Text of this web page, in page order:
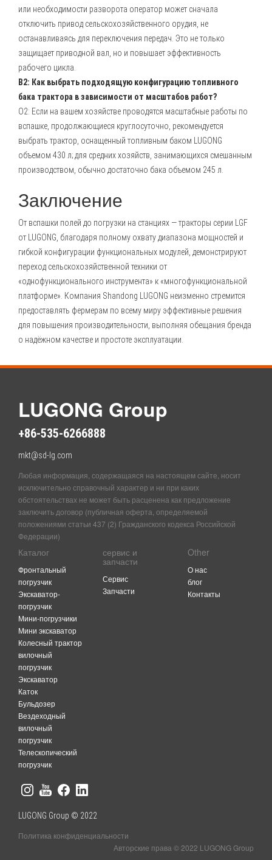
или необходимости разворота оператор может сначала
отключить привод сельскохозяйственного орудия, не
останавливаясь для переключения передач. Это не только
защищает приводной вал, но и повышает эффективность
рабочего цикла.
В2: Как выбрать подходящую конфигурацию топливного
бака трактора в зависимости от масштабов работ?
О2: Если на вашем хозяйстве проводятся масштабные работы по
вспашке, продолжающиеся круглосуточно, рекомендуется
выбрать трактор, оснащенный топливным баком LUGONG
объемом 430 л; для средних хозяйств, занимающихся смешанным
производством, обычно достаточно бака объемом 245 л.
Заключение
От вспашки полей до погрузки на станциях — тракторы серии LGF
от LUGONG, благодаря полному охвату диапазона мощностей и
гибкой конфигурации функциональных модулей, демонстрируют
переход сельскохозяйственной техники от
«однофункционального инструмента» к «многофункциональной
платформе». Компания Shandong LUGONG неизменно стремится
предоставлять фермерам по всему миру эффективные решения
для повышения производительности, выполняя обещания бренда
о надёжном качестве и простоте эксплуатации.
LUGONG Group
+86-535-6266888
mkt@sd-lg.com
Любая информация, содержащаяся на настоящем сайте, носит
исключительно справочный характер и ни при каких
обстоятельствах не может быть расценена как предложение
заключить договор (публичная оферта, определяемой
положениями статьи 437 (2) Гражданского кодекса Российской
Федерации)
Каталог
Фронтальный
погрузчик
Экскаватор-
погрузчик
Мини-погрузчики
Мини экскаватор
Колесный трактор
вилочный
погрузчик
Экскаватор
Каток
Бульдозер
Вездеходный
вилочный
погрузчик
Телескопический
погрузчик
сервис и
запчасти
Сервис
Запчасти
Other
O нас
блог
Контакты
LUGONG Group © 2022
Политика конфиденциальности
Авторские права © 2022 LUGONG Group